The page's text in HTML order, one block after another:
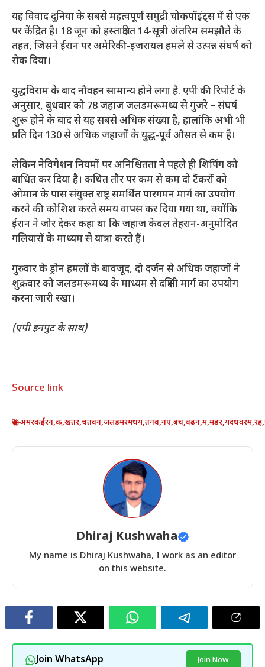
यह विवाद दुनिया के सबसे महत्वपूर्ण समुद्री चोकपॉइंट्स में से एक
पर केंद्रित है। 18 जून को हस्ताक्षरित 14-सूत्री अंतरिम समझौते के
तहत, जिसने ईरान पर अमेरिकी-इजरायल हमले से उत्पन्न संघर्ष को
रोक दिया।
युद्धविराम के बाद नौवहन सामान्य होने लगा है. एपी की रिपोर्ट के
अनुसार, बुधवार को 78 जहाज जलडमरूमध्य से गुजरे – संघर्ष
शुरू होने के बाद से यह सबसे अधिक संख्या है, हालांकि अभी भी
प्रति दिन 130 से अधिक जहाजों के युद्ध-पूर्व औसत से कम है।
लेकिन नेविगेशन नियमों पर अनिश्चितता ने पहले ही शिपिंग को
बाधित कर दिया है। कथित तौर पर कम से कम दो टैंकरों को
ओमान के पास संयुक्त राष्ट्र समर्थित पारगमन मार्ग का उपयोग
करने की कोशिश करते समय वापस कर दिया गया था, क्योंकि
ईरान ने जोर देकर कहा था कि जहाज केवल तेहरान-अनुमोदित
गलियारों के माध्यम से यात्रा करते हैं।
गुरुवार के ड्रोन हमलों के बावजूद, दो दर्जन से अधिक जहाजों ने
शुक्रवार को जलडमरूमध्य के माध्यम से दक्षिणी मार्ग का उपयोग
करना जारी रखा।
(एपी इनपुट के साथ)
Source link
अमरकईरन,क,खतर,चतवन,जलडमरमधय,तनव,नए,बच,बढन,म,मडर,यदधवरम,रह,
Dhiraj Kushwaha
My name is Dhiraj Kushwaha, I work as an editor
on this website.
Join WhatsApp Join Now